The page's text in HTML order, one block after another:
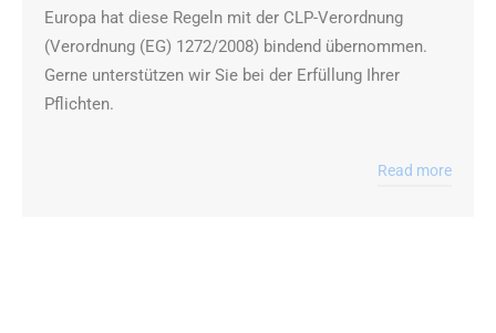
Europa hat diese Regeln mit der CLP-Verordnung
(Verordnung (EG) 1272/2008) bindend übernommen.
Gerne unterstützen wir Sie bei der Erfüllung Ihrer
Pflichten.
Read more